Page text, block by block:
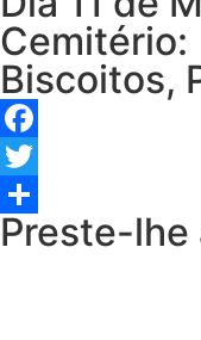
Cemitério:
Biscoitos,
Facebook
Twitter
Share
Preste-lhe